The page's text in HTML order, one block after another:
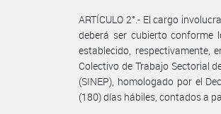
ARTÍCULO 2°.- El cargo
deberá ser cubierto conforme
establecido, respectivamente,
Colectivo de Trabajo Sectorial
(SINEP), homologado por el
(180) días hábiles, contados a